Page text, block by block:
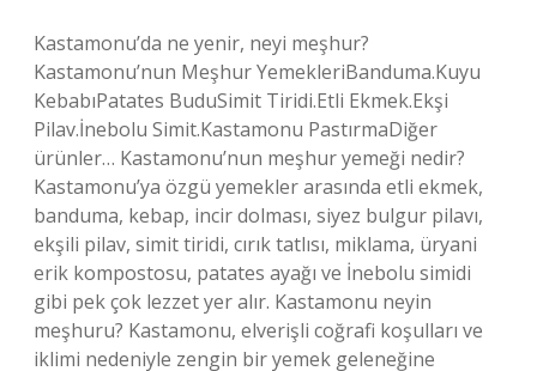
Kastamonu’da ne yenir, neyi meşhur?
Kastamonu’nun Meşhur YemekleriBanduma.Kuyu
KebabıPatates BuduSimit Tiridi.Etli Ekmek.Ekşi
Pilav.İnebolu Simit.Kastamonu PastırmaDiğer
ürünler… Kastamonu’nun meşhur yemeği nedir?
Kastamonu’ya özgü yemekler arasında etli ekmek,
banduma, kebap, incir dolması, siyez bulgur pilavı,
ekşili pilav, simit tiridi, cırık tatlısı, miklama, üryani
erik kompostosu, patates ayağı ve İnebolu simidi
gibi pek çok lezzet yer alır. Kastamonu neyin
meşhuru? Kastamonu, elverişli coğrafi koşulları ve
iklimi nedeniyle zengin bir yemek geleneğine